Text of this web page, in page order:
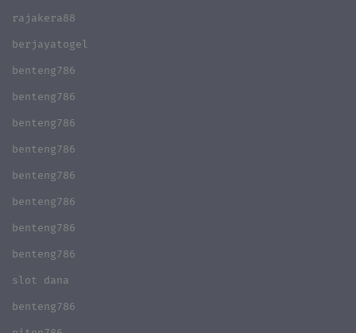
rajakera88
berjayatogel
benteng786
benteng786
benteng786
benteng786
benteng786
benteng786
benteng786
benteng786
slot dana
benteng786